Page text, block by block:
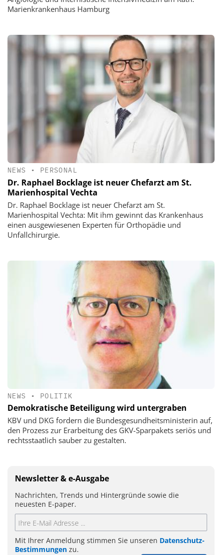
Marienkrankenhaus Hamburg
NEWS • PERSONAL
Dr. Raphael Bocklage ist neuer Chefarzt am St.
Marienhospital Vechta
Dr. Raphael Bocklage ist neuer Chefarzt am St.
Marienhospital Vechta: Mit ihm gewinnt das Krankenhaus
einen ausgewiesenen Experten für Orthopädie und
Unfallchirurgie.
NEWS • POLITIK
Demokratische Beteiligung wird untergraben
KBV und DKG fordern die Bundesgesundheitsministerin auf,
den Prozess zur Erarbeitung des GKV-Sparpakets seriös und
rechtsstaatlich sauber zu gestalten.
Newsletter & e-Ausgabe
Nachrichten, Trends und Hintergründe sowie die
neuesten E-paper.
Mit Ihrer Anmeldung stimmen Sie unseren Datenschutz-
Bestimmungen zu.